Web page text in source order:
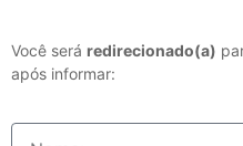
Você será redirecionado(a)
após informar: